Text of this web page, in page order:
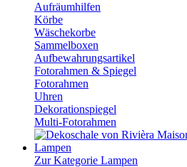
Aufräumhilfen
Körbe
Wäschekorbe
Sammelboxen
Aufbewahrungsartikel
Fotorahmen & Spiegel
Fotorahmen
Uhren
Dekorationspiegel
Multi-Fotorahmen
Lampen
Zur Kategorie Lampen